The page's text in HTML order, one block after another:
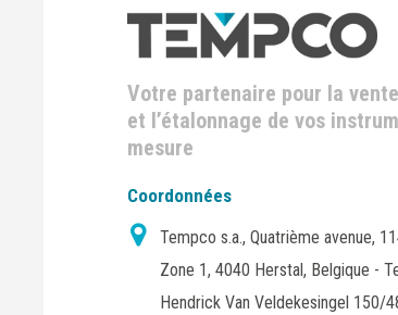
Votre partenaire pour la
et l’étalonnage de vos
mesure
Coordonnées
Tempco s.a., Quatrième avenue,
Zone 1, 4040 Herstal, Belgique -
Hendrick Van Veldekesingel 150/